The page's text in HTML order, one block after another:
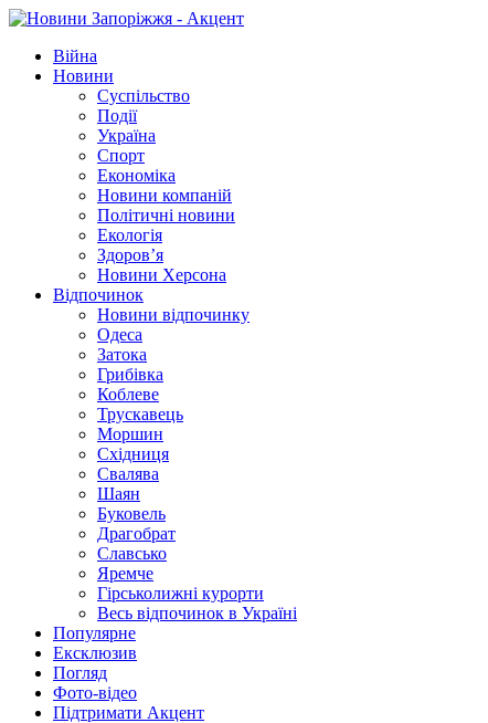
Війна
Новини
Суспільство
Події
Україна
Спорт
Економіка
Новини компаній
Політичні новини
Екологія
Здоров’я
Новини Херсона
Відпочинок
Новини відпочинку
Одеса
Затока
Грибівка
Коблеве
Трускавець
Моршин
Східниця
Свалява
Шаян
Буковель
Драгобрат
Славсько
Яремче
Гірськолижні курорти
Весь відпочинок в Україні
Популярне
Ексклюзив
Погляд
Фото-відео
Підтримати Акцент